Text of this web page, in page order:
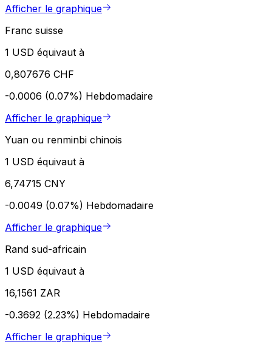
Afficher le graphique
Franc suisse
1 USD équivaut à
0,807676 CHF
-0.0006 (0.07%) Hebdomadaire
Afficher le graphique
Yuan ou renminbi chinois
1 USD équivaut à
6,74715 CNY
-0.0049 (0.07%) Hebdomadaire
Afficher le graphique
Rand sud-africain
1 USD équivaut à
16,1561 ZAR
-0.3692 (2.23%) Hebdomadaire
Afficher le graphique